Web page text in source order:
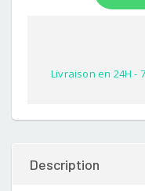
Livraison en 24H -
Description